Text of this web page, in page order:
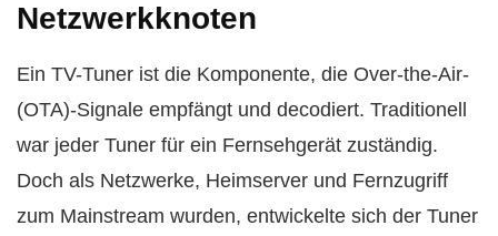
Netzwerkknoten
Ein TV-Tuner ist die Komponente, die Over-the-Air-
(OTA)-Signale empfängt und decodiert. Traditionell
war jeder Tuner für ein Fernsehgerät zuständig.
Doch als Netzwerke, Heimserver und Fernzugriff
zum Mainstream wurden, entwickelte sich der Tuner